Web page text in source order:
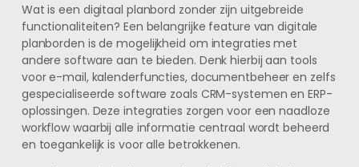
Wat is een digitaal planbord zonder zijn uitgebreide
functionaliteiten? Een belangrijke feature van digitale
planborden is de mogelijkheid om integraties met
andere software aan te bieden. Denk hierbij aan tools
voor e-mail, kalenderfuncties, documentbeheer en zelfs
gespecialiseerde software zoals CRM-systemen en ERP-
oplossingen. Deze integraties zorgen voor een naadloze
workflow waarbij alle informatie centraal wordt beheerd
en toegankelijk is voor alle betrokkenen.